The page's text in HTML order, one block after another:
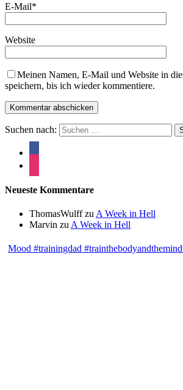
E-Mail*
Website
Meinen Namen, E-Mail und Website in
speichern, bis ich wieder kommentiere.
Suchen nach:
Neueste Kommentare
ThomasWulffzu A Week in Hell
Marvin zu A Week in Hell
Mood #trainingdad